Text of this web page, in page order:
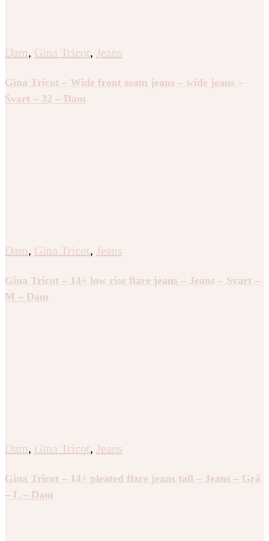
Dam, Gina Tricot, Jeans
Gina Tricot – Wide front seam jeans – wide jeans –
Svart – 32 – Dam
Dam, Gina Tricot, Jeans
Gina Tricot – 14+ low rise flare jeans – Jeans – Svart –
M – Dam
Dam, Gina Tricot, Jeans
Gina Tricot – 14+ pleated flare jeans tall – Jeans – Grå
– L – Dam